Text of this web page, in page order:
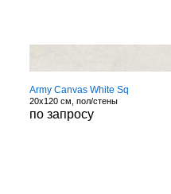
Army Canvas White Sq
20x120 см, пол/стены
по запросу